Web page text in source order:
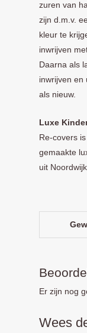
zuren van
zijn d.m.v.
kleur te
inwrijven
Daarna als
inwrijven en
als nieuw.
Luxe
Re-covers
gemaakte
uit
Er zijn nog
Wees